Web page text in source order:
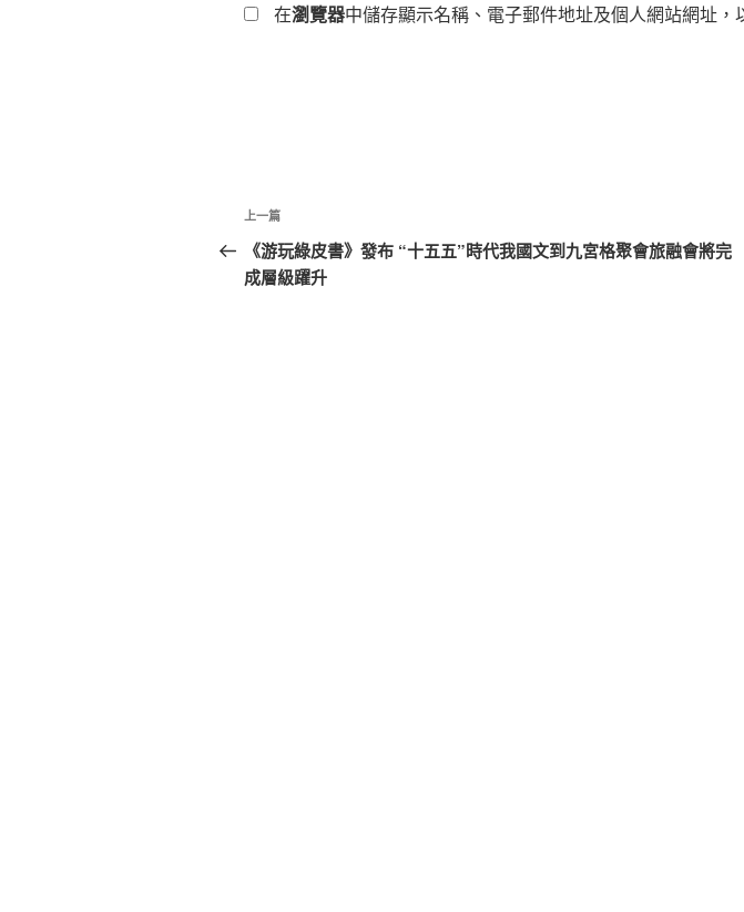
在瀏覽器中儲存顯示名稱、電子郵件地址及個人網站網址，
文
章
導
上
一
篇
上一篇
《游玩綠皮書》發布 “十五五”時代我國文到九宮格聚會旅融會將完
成層級躍升